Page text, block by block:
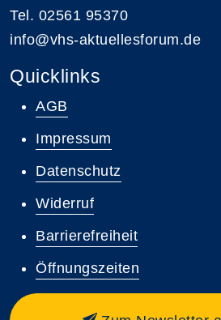
Tel. 02561 95370
info@vhs-aktuellesforum.de
Quicklinks
AGB
Impressum
Datenschutz
Widerruf
Barrierefreiheit
Öffnungszeiten